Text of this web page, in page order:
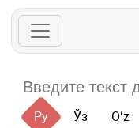
Ру Ўз Oʻz